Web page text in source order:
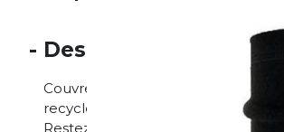
- Description
Couvre-cou léger et moelleux
recyclées. La polaire PrimaLoft®
Restez bien au chaud et au sec